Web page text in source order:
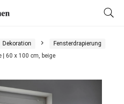
Dekoration
Fensterdrapierung
| 60 x 100 cm, beige